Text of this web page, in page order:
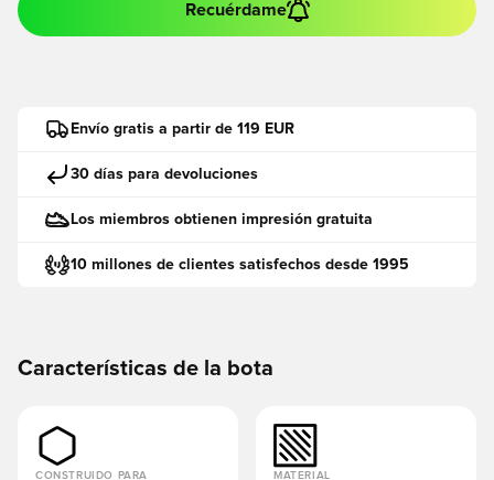
Recuérdame
Envío gratis a partir de 119 EUR
30 días para devoluciones
Los miembros obtienen impresión gratuita
10 millones de clientes satisfechos desde 1995
Características de la bota
CONSTRUIDO PARA MATERIAL